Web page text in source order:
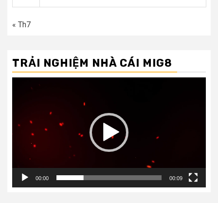
« Th7
TRẢI NGHIỆM NHÀ CÁI MIG8
00:00 00:09